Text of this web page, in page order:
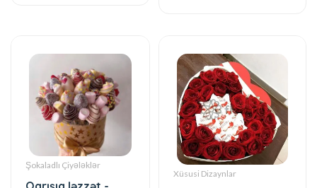
Şokaladlı Çiyələklər
Qarışıq ləzzət -
Şokoladlı çiyələklər
285 AZN
Xüsusi Dizaynlar
Sevginin yanında -
Xüsusi dizayn
120 AZN